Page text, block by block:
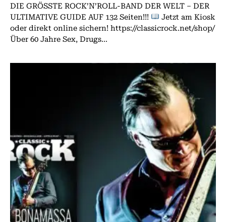
DIE GRÖSSTE ROCK’N’ROLL-BAND DER WELT – DER
ULTIMATIVE GUIDE AUF 132 Seiten!!!
Jetzt am Kiosk
oder direkt online sichern! https://classicrock.net/shop/
Über 60 Jahre Sex, Drugs...